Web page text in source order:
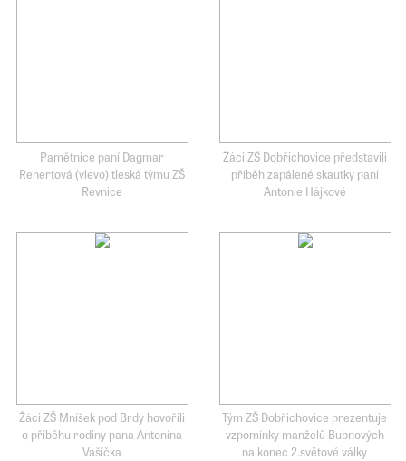
Pamětnice paní Dagmar
Renertová (vlevo) tleská týmu ZŠ
Revnice
Žáci ZŠ Dobřichovice představili
příběh zapálené skautky paní
Antonie Hájkové
Žáci ZŠ Mníšek pod Brdy hovořili
o příběhu rodiny pana Antonína
Vašíčka
Tým ZŠ Dobřichovice prezentuje
vzpomínky manželů Bubnových
na konec 2.světové války